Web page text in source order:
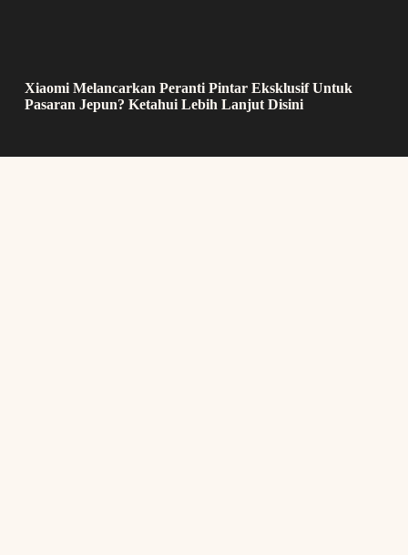
Xiaomi Melancarkan Peranti Pintar Eksklusif Untuk
Pasaran Jepun? Ketahui Lebih Lanjut Disini